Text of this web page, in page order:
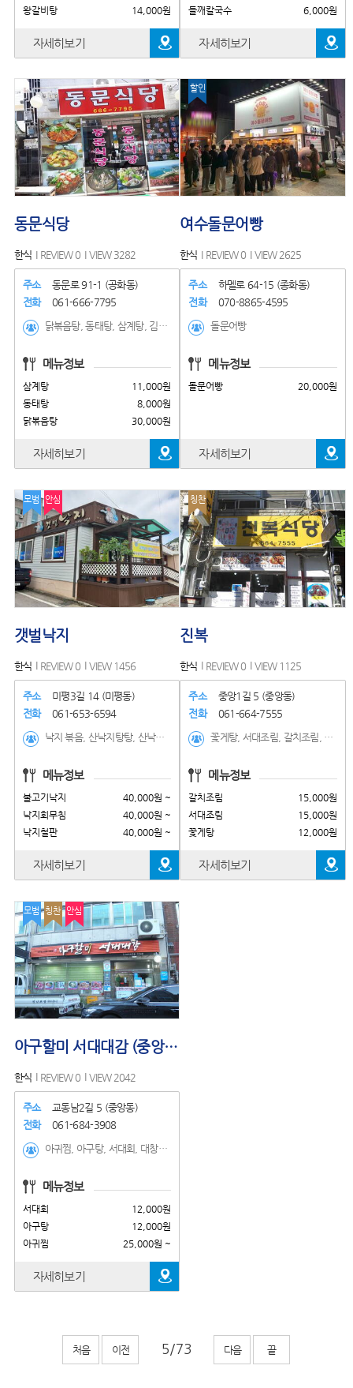
왕갈비탕
14,000원
자세히보기
들깨칼국수
6,000원
자세히보기
동문식당
한식 REVIEW 0 VIEW 3282
주소
동문로 91-1 (공화동)
전화
061-666-7795
닭볶음탕, 동태탕, 삼계탕, 김치찌개
메뉴정보
삼계탕
11,000원
동태탕
8,000원
닭볶음탕
30,000원
자세히보기
할인
여수돌문어빵
한식 REVIEW 0 VIEW 2625
주소
하멜로 64-15 (종화동)
전화
070-8865-4595
돌문어빵
메뉴정보
돌문어빵 20,000원
자세히보기
모범 안심
갯벌낙지
한식 REVIEW 0 VIEW 1456
주소
미평3길 14 (미평동)
전화
061-653-6594
낙지 볶음, 산낙지탕탕, 산낙지비빔밥(점심특선), 연포탕(점심특선), 낙지전골, 낙지철판, 낙지회무침, 불고기낙지
메뉴정보
불고기낙지
40,000원 ~
낙지회무침
40,000원 ~
낙지철판
40,000원 ~
자세히보기
칭찬
진복
한식 REVIEW 0 VIEW 1125
주소
중앙1길 5 (중앙동)
전화
061-664-7555
꽃게탕, 서대조림, 갈치조림, 서대회정식, 새우장정식, 게장정식, 보리밥정식
메뉴정보
갈치조림
15,000원
서대조림
15,000원
꽃게탕
12,000원
자세히보기
모범 칭찬 안심
아구할미 서대대감 (중앙동)
한식 REVIEW 0 VIEW 2042
주소
교동남2길 5 (중앙동)
전화
061-684-3908
아귀찜, 아구탕, 서대회, 대창찜, 장어구이(2인), 장어탕, 갈치구이(2인)
메뉴정보
서대회
12,000원
아구탕
12,000원
아귀찜
25,000원 ~
자세히보기
처음 이전 다음 끝